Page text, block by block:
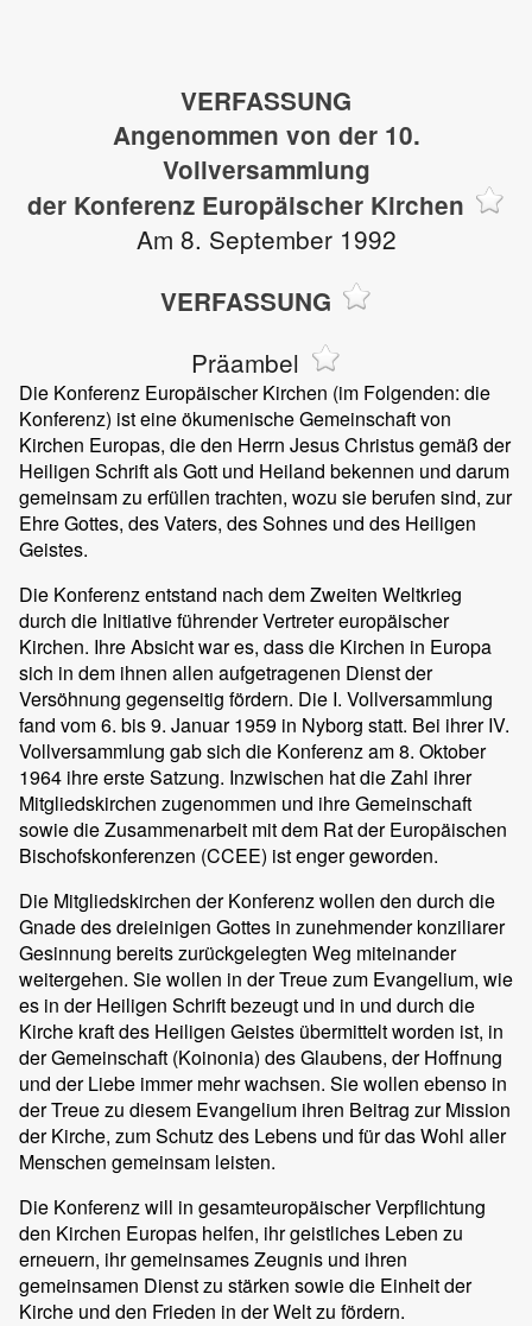
VERFASSUNG
Angenommen von der 10.
Vollversammlung
der Konferenz Europäischer Kirchen
Am 8. September 1992
VERFASSUNG
Präambel
Die Konferenz Europäischer Kirchen (im Folgenden: die
Konferenz) ist eine ökumenische Gemeinschaft von
Kirchen Europas, die den Herrn Jesus Christus gemäß der
Heiligen Schrift als Gott und Heiland bekennen und darum
gemeinsam zu erfüllen trachten, wozu sie berufen sind, zur
Ehre Gottes, des Vaters, des Sohnes und des Heiligen
Geistes.
Die Konferenz entstand nach dem Zweiten Weltkrieg
durch die Initiative führender Vertreter europäischer
Kirchen. Ihre Absicht war es, dass die Kirchen in Europa
sich in dem ihnen allen aufgetragenen Dienst der
Versöhnung gegenseitig fördern. Die I. Vollversammlung
fand vom 6. bis 9. Januar 1959 in Nyborg statt. Bei ihrer IV.
Vollversammlung gab sich die Konferenz am 8. Oktober
1964 ihre erste Satzung. Inzwischen hat die Zahl ihrer
Mitgliedskirchen zugenommen und ihre Gemeinschaft
sowie die Zusammenarbeit mit dem Rat der Europäischen
Bischofskonferenzen (CCEE) ist enger geworden.
Die Mitgliedskirchen der Konferenz wollen den durch die
Gnade des dreieinigen Gottes in zunehmender konziliarer
Gesinnung bereits zurückgelegten Weg miteinander
weitergehen. Sie wollen in der Treue zum Evangelium, wie
es in der Heiligen Schrift bezeugt und in und durch die
Kirche kraft des Heiligen Geistes übermittelt worden ist, in
der Gemeinschaft (Koinonia) des Glaubens, der Hoffnung
und der Liebe immer mehr wachsen. Sie wollen ebenso in
der Treue zu diesem Evangelium ihren Beitrag zur Mission
der Kirche, zum Schutz des Lebens und für das Wohl aller
Menschen gemeinsam leisten.
Die Konferenz will in gesamteuropäischer Verpflichtung
den Kirchen Europas helfen, ihr geistliches Leben zu
erneuern, ihr gemeinsames Zeugnis und ihren
gemeinsamen Dienst zu stärken sowie die Einheit der
Kirche und den Frieden in der Welt zu fördern.